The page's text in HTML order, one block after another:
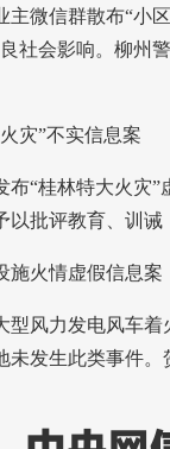
主微信群散布“小
社会影响。柳州
灾”不实信息案
布“桂林特大火灾
批评教育、训
施火情虚假信息案
型风力发电风车
发生此类事件